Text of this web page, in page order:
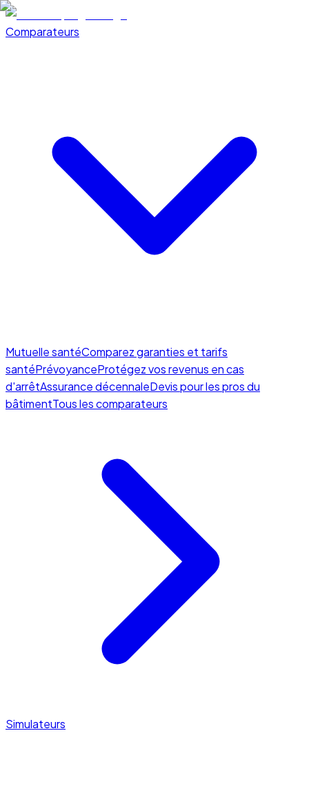
Comparateurs
Mutuelle santéComparez garanties et tarifs
santéPrévoyanceProtégez vos revenus en cas
d'arrêtAssurance décennaleDevis pour les pros du
bâtimentTous les comparateurs
Simulateurs